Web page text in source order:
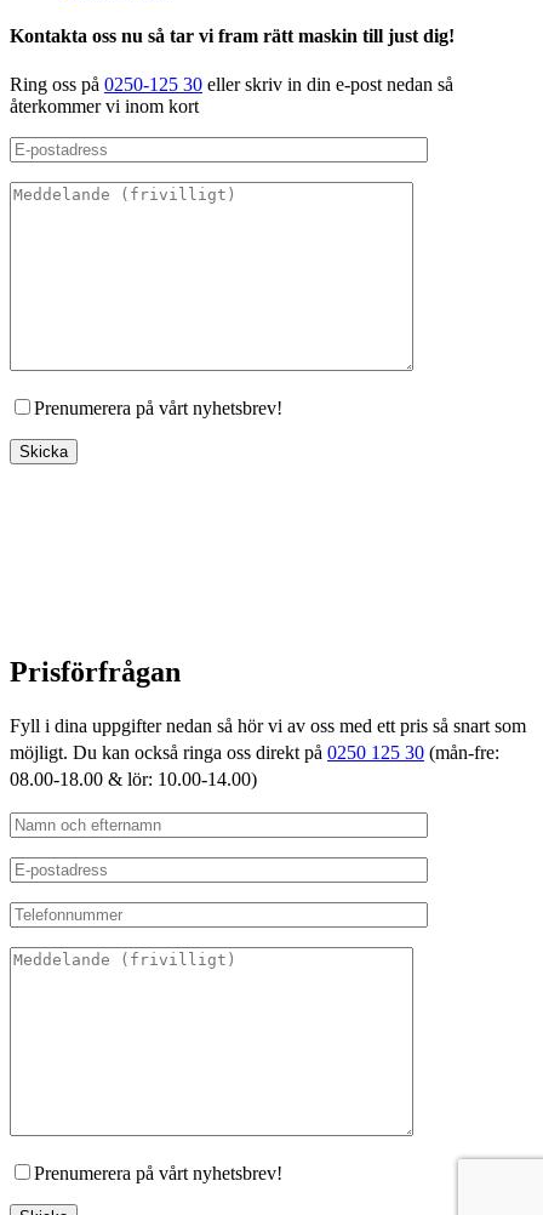
Kontakta oss nu så tar vi fram rätt maskin till just dig!
Ring oss på 0250-125 30 eller skriv in din e-post nedan så
återkommer vi inom kort
Prenumerera på vårt nyhetsbrev!
Prisförfrågan
Fyll i dina uppgifter nedan så hör vi av oss med ett pris så snart som
möjligt. Du kan också ringa oss direkt på 0250 125 30 (mån-fre:
08.00-18.00 & lör: 10.00-14.00)
Prenumerera på vårt nyhetsbrev!